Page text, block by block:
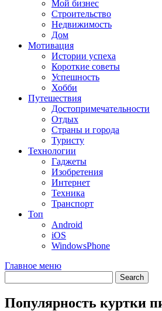
Мой бизнес
Строительство
Недвижимость
Дом
Мотивация
Истории успеха
Короткие советы
Успешность
Хобби
Путешествия
Достопримечательности
Отдых
Страны и города
Туристу
Технологии
Гаджеты
Изобретения
Интернет
Техника
Транспорт
Топ
Android
iOS
WindowsPhone
Главное меню
Популярность куртки